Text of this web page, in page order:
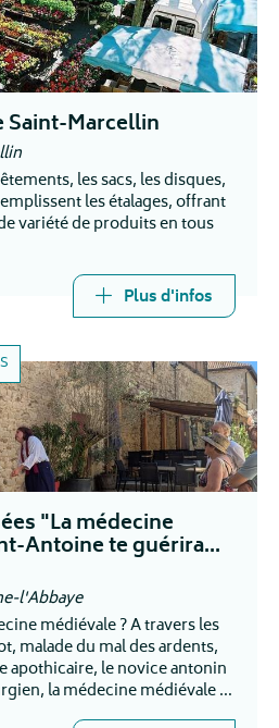
Saint-Marcellin
les sacs, les disques,
les étalages, offrant
variété de produits en tous
Plus d'infos
"La médecine
Antoine te guérira...
l'Abbaye
médiévale ? A travers les
malade du mal des ardents,
apothicaire, le novice antonin
la médecine médiévale se